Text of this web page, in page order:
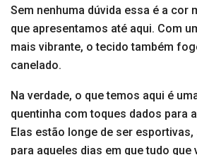
Sem nenhuma dúvida essa é a cor
que apresentamos até aqui. Com
mais vibrante, o tecido também
canelado.
Na verdade, o que temos aqui é
quentinha com toques dados para
Elas estão longe de ser
para aqueles dias em que tudo que